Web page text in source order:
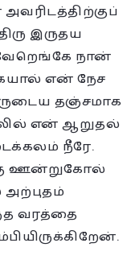
இருதய
நான்
என் நேச
தஞ்சமாக
என் ஆறுதல்
நீரே.
ஊன்றுகோல்
அற்புதம்
வரத்தை